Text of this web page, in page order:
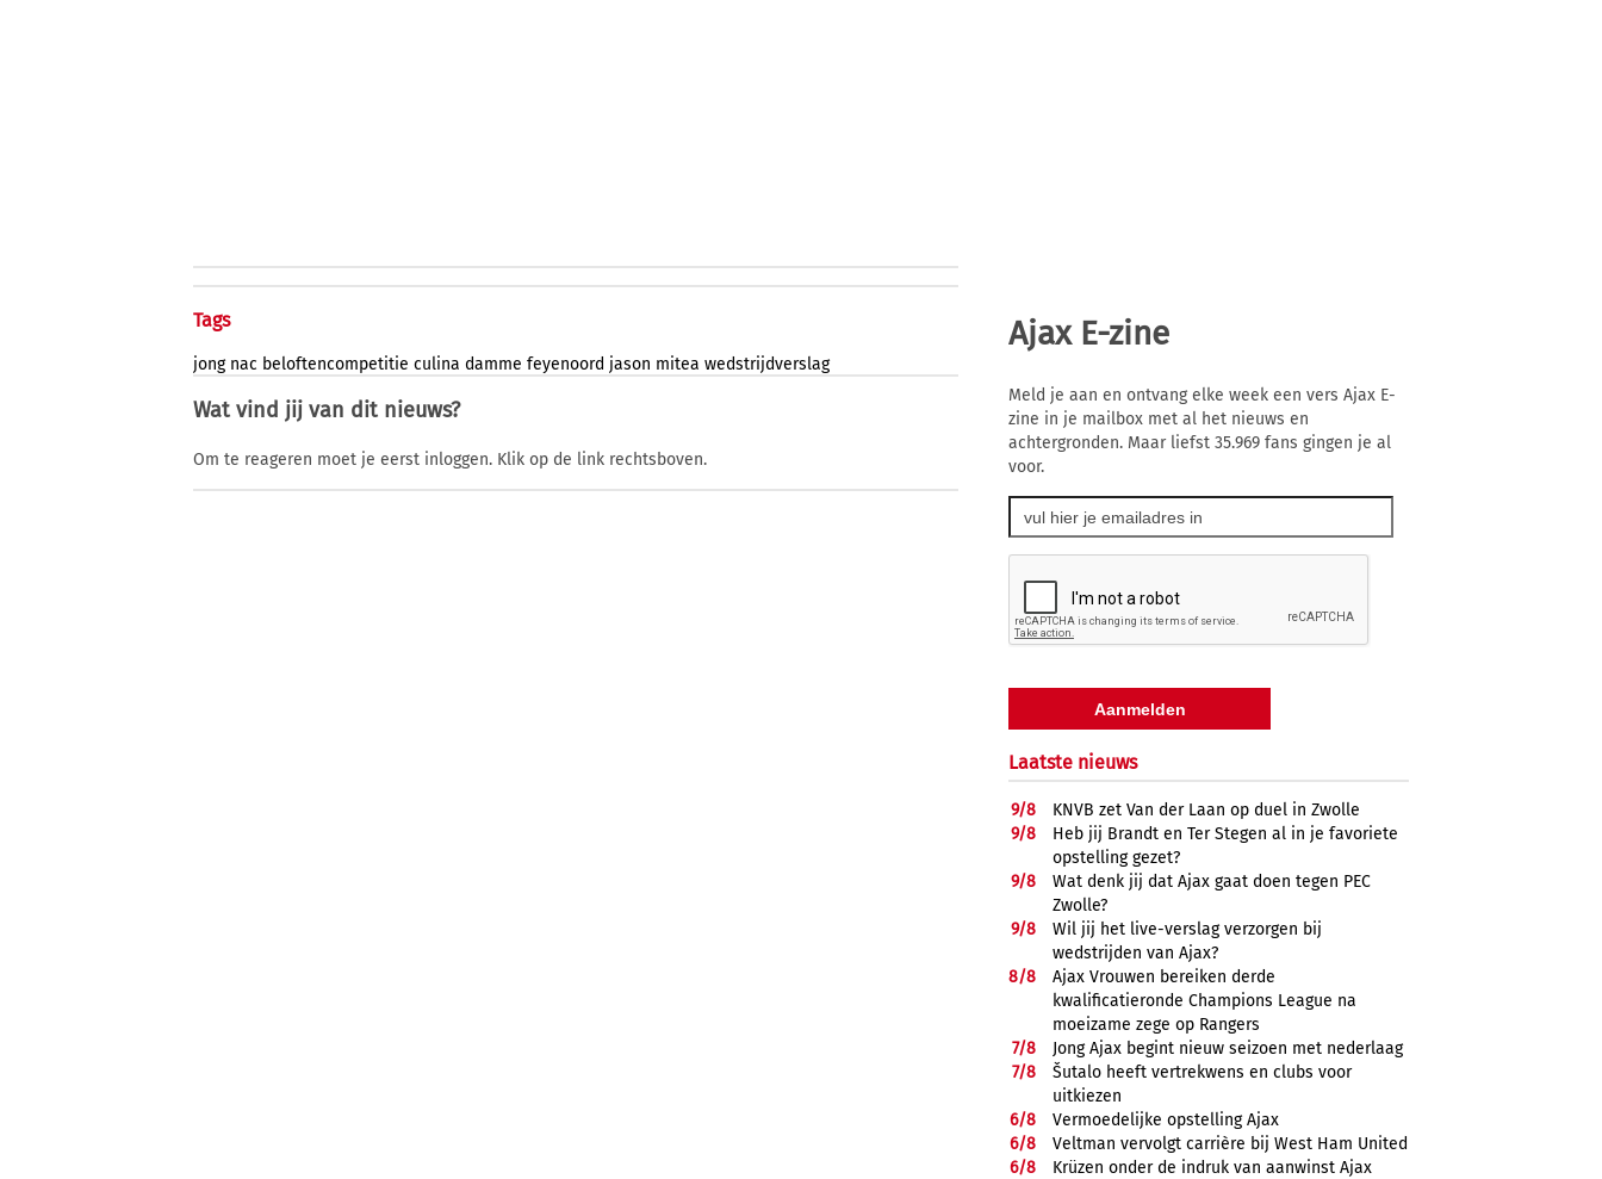
Tags
jong nac beloftencompetitie culina damme feyenoord jason mitea wedstrijdverslag
Wat vind jij van dit nieuws?
Om te reageren moet je eerst inloggen. Klik op de link rechtsboven.
Ajax E-zine
Meld je aan en ontvang elke week een vers Ajax E-
zine in je mailbox met al het nieuws en
achtergronden. Maar liefst 35.969 fans gingen je al
voor.
Laatste nieuws
9/8
KNVB zet Van der Laan op duel in Zwolle
9/8
Heb jij Brandt en Ter Stegen al in je favoriete
opstelling gezet?
9/8
Wat denk jij dat Ajax gaat doen tegen PEC
Zwolle?
9/8
Wil jij het live-verslag verzorgen bij
wedstrijden van Ajax?
8/8
Ajax Vrouwen bereiken derde
kwalificatieronde Champions League na
moeizame zege op Rangers
7/8
Jong Ajax begint nieuw seizoen met nederlaag
7/8
Šutalo heeft vertrekwens en clubs voor
uitkiezen
6/8
Vermoedelijke opstelling Ajax
6/8
Veltman vervolgt carrière bij West Ham United
6/8
Krüzen onder de indruk van aanwinst Ajax